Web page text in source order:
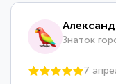
Знаток
7